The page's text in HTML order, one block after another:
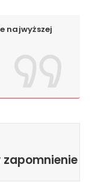
najwyższej